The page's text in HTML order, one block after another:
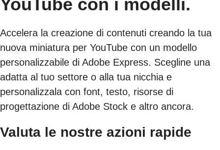
YouTube con i modelli.
Accelera la creazione di contenuti creando la tua
nuova miniatura per YouTube con un modello
personalizzabile di Adobe Express. Scegline una
adatta al tuo settore o alla tua nicchia e
personalizzala con font, testo, risorse di
progettazione di Adobe Stock e altro ancora.
Valuta le nostre azioni rapide